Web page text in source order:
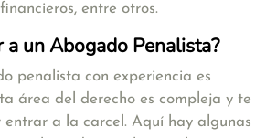
entre otros.
a un Abogado Penalista?
penalista con experiencia es
área del derecho es compleja y te
entrar a la carcel. Aquí hay algunas